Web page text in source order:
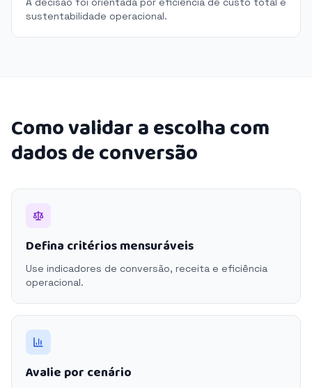
sustentabilidade operacional.
Como validar a escolha com
dados de conversão
Defina critérios mensuráveis
Use indicadores de conversão, receita e eficiência
operacional.
Avalie por cenário